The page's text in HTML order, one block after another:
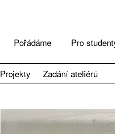
Pro
Pořádáme
Projekty Zadání ateliérů